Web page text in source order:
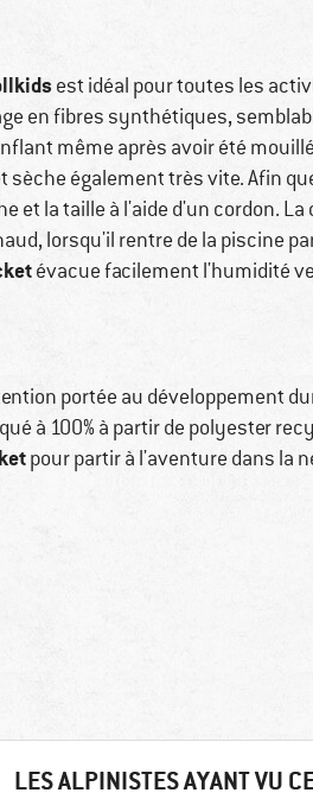
est idéal pour toutes les
en fibres synthétiques,
même après avoir été
également très vite. Afin
et la taille à l'aide d'un cordon.
lorsqu'il rentre de la piscine
évacue facilement l'humidité
portée au développement
à 100% à partir de polyester
pour partir à l'aventure dans la
LES ALPINISTES AYANT VU